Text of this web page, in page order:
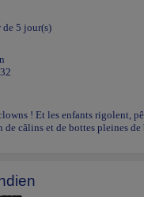
de 5 jour(s)
! Et les enfants rigolent,
câlins et de bottes pleines de